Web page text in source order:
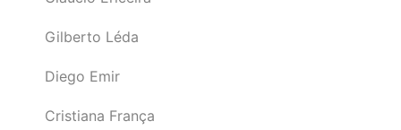
Gilberto Léda
Diego Emir
Cristiana França